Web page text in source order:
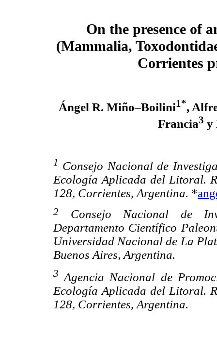
On the presence of
(Mammalia,
Corrientes
Ángel R. Miño–Boilini1*,
Francia3 y
1 Consejo Nacional de
Ecología Aplicada del Litoral.
128, Corrientes, Argentina. *
2
Consejo Nacional de
Departamento Científico
Universidad Nacional de La
Buenos Aires, Argentina.
3 Agencia Nacional de
Ecología Aplicada del Litoral.
128, Corrientes, Argentina.